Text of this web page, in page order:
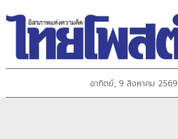
อาทิตย์, 9 สิงหาคม 2569